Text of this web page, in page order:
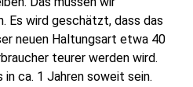
Es wird geschätzt, dass das
neuen Haltungsart etwa 40
teurer werden wird.
ca. 1 Jahren soweit sein.